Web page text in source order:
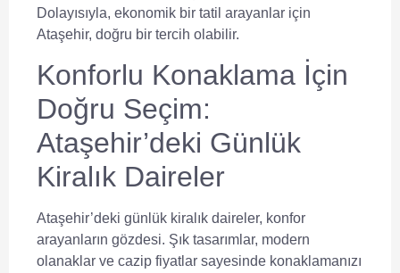
Dolayısıyla, ekonomik bir tatil arayanlar için
Ataşehir, doğru bir tercih olabilir.
Konforlu Konaklama İçin
Doğru Seçim:
Ataşehir’deki Günlük
Kiralık Daireler
Ataşehir’deki günlük kiralık daireler, konfor
arayanların gözdesi. Şık tasarımlar, modern
olanaklar ve cazip fiyatlar sayesinde konaklamanızı